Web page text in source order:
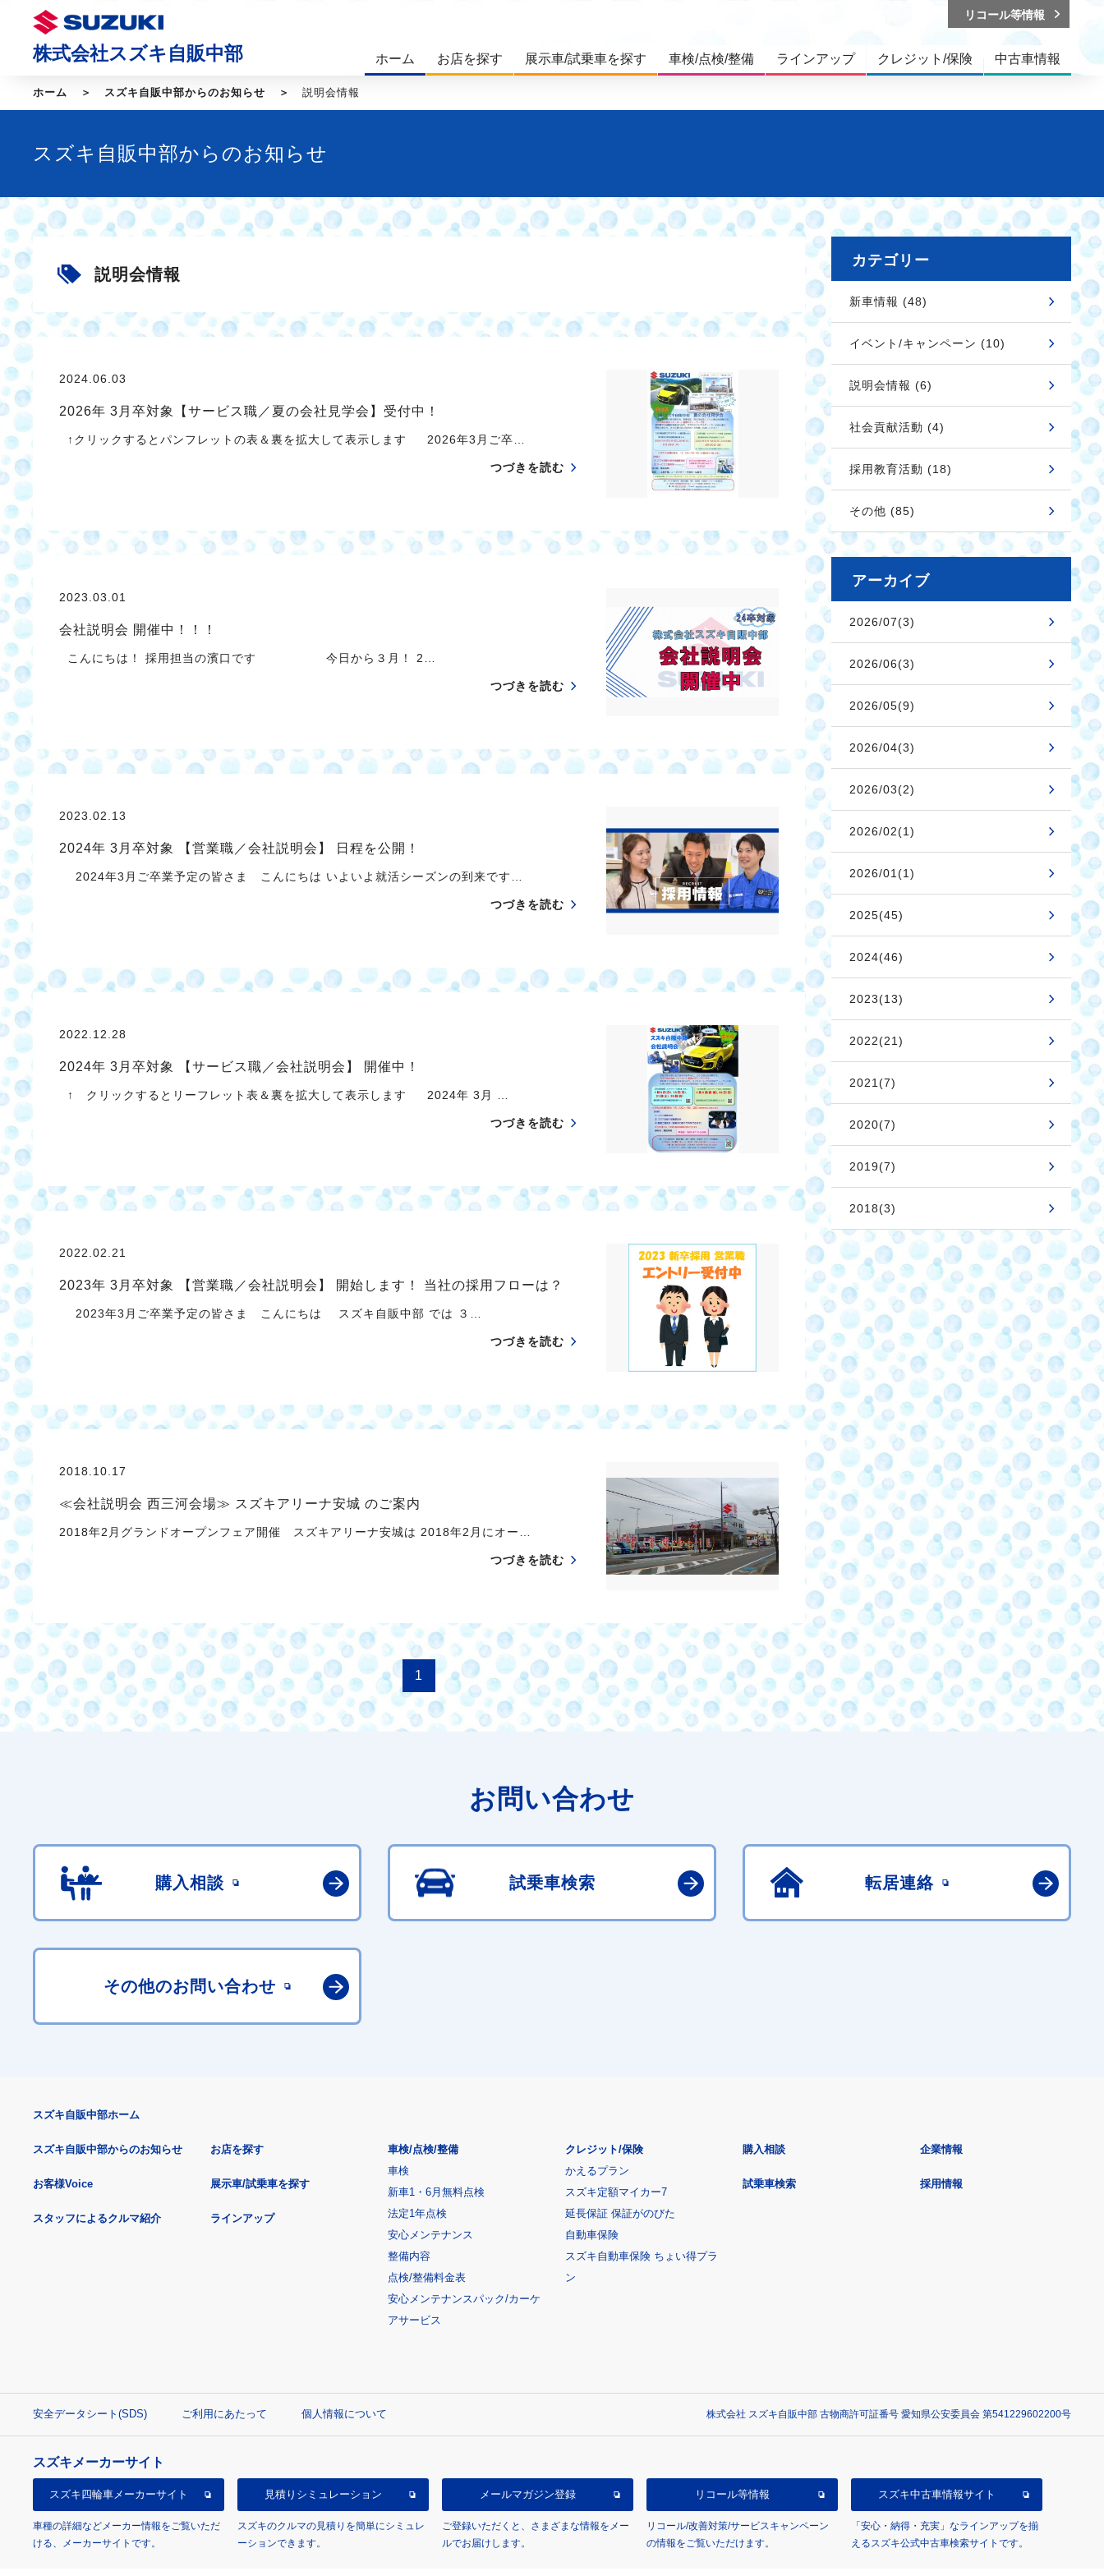
株式会社スズキ自販中部 ホーム お店を探す 展示車/試乗車を探す 車検/点検/整備 ラインアップ クレジット/保険 中古車情報
リコール等情報
ホーム スズキ自販中部からのお知らせ 説明会情報
スズキ自販中部からのお知らせ
説明会情報
2024.06.03
2026年 3月卒対象【サービス職／夏の会社見学会】受付中！
↑クリックするとパンフレットの表＆裏を拡大して表示します 2026年3月ご卒…
つづきを読む
2023.03.01
会社説明会 開催中！！！
こんにちは！ 採用担当の濱口です 今日から３月！ 2…
つづきを読む
2023.02.13
2024年 3月卒対象 【営業職／会社説明会】 日程を公開！
2024年3月ご卒業予定の皆さま こんにちは いよいよ就活シーズンの到来です…
つづきを読む
2022.12.28
2024年 3月卒対象 【サービス職／会社説明会】 開催中！
↑ クリックするとリーフレット表＆裏を拡大して表示します 2024年 3月 …
つづきを読む
2022.02.21
2023年 3月卒対象 【営業職／会社説明会】 開始します！ 当社の採用フローは？
2023年3月ご卒業予定の皆さま こんにちは スズキ自販中部 では ３…
つづきを読む
2018.10.17
≪会社説明会 西三河会場≫ スズキアリーナ安城 のご案内
2018年2月グランドオープンフェア開催 スズキアリーナ安城は 2018年2月にオー…
つづきを読む
1
カテゴリー
新車情報 (48)
イベント/キャンペーン (10)
説明会情報 (6)
社会貢献活動 (4)
採用教育活動 (18)
その他 (85)
アーカイブ
2026/07(3)
2026/06(3)
2026/05(9)
2026/04(3)
2026/03(2)
2026/02(1)
2026/01(1)
2025(45)
2024(46)
2023(13)
2022(21)
2021(7)
2020(7)
2019(7)
2018(3)
お問い合わせ
購入相談 試乗車検索 転居連絡
その他のお問い合わせ
スズキ自販中部ホーム
スズキ自販中部からのお知らせ
お客様Voice
スタッフによるクルマ紹介
お店を探す
展示車/試乗車を探す
ラインアップ
車検/点検/整備
車検
新車1・6月無料点検
法定1年点検
安心メンテナンス
整備内容
点検/整備料金表
安心メンテナンスパック/カーケ
アサービス
クレジット/保険
かえるプラン
スズキ定額マイカー7
延長保証 保証がのびた
自動車保険
スズキ自動車保険 ちょい得プラ
ン
購入相談
試乗車検索
企業情報
採用情報
安全データシート(SDS) ご利用にあたって 個人情報について 株式会社 スズキ自販中部 古物商許可証番号 愛知県公安委員会 第541229602200号
スズキメーカーサイト
スズキ四輪車メーカーサイト
車種の詳細などメーカー情報をご覧いただ
ける、メーカーサイトです。
見積り シミュレーション
スズキのクルマの見積りを簡単にシミュレ
ーションできます。
メールマガジン登録
ご登録いただくと、さまざまな情報をメー
ルでお届けします。
リコール等情報
リコール/改善対策/サービスキャンペーン
の情報をご覧いただけます。
スズキ中古車情報サイト
「安心・納得・充実」なラインアップを揃
えるスズキ公式中古車検索サイトです。